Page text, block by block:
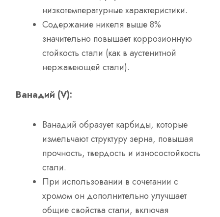
низкотемпературные характеристики.
Содержание никеля выше 8%
значительно повышает коррозионную
стойкость стали (как в аустенитной
нержавеющей стали).
Ванадий (V):
Ванадий образует карбиды, которые
измельчают структуру зерна, повышая
прочность, твердость и износостойкость
стали.
При использовании в сочетании с
хромом он дополнительно улучшает
общие свойства стали, включая